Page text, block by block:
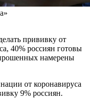
прививку от
40% россиян готовы
намерены
от коронавируса
9% россиян.